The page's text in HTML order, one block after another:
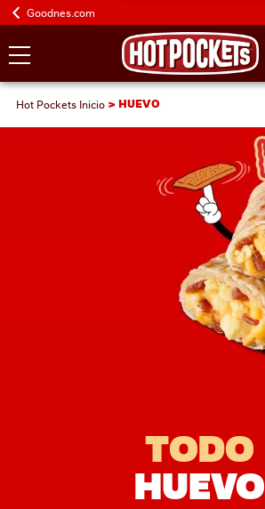
Goodnes.com
Hot Pockets Inicio HUEVO
TODO
HUEVO